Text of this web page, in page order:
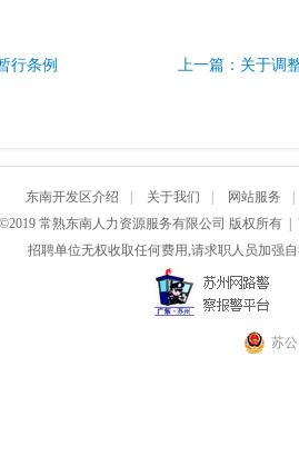
行条例
东南开发区介绍 关于我们 网站服务
©2019 常熟东南人力资源服务有限公司 版权所有 |
招聘单位无权收取任何费用,请求职人员加强
苏公